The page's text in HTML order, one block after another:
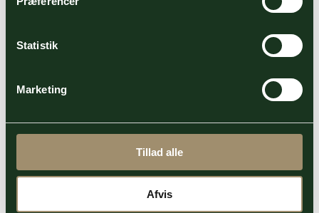
Statistik
Marketing
Tillad alle
Afvis